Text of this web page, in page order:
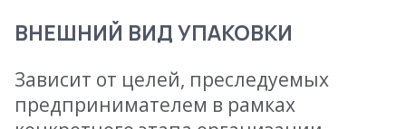
ВНЕШНИЙ ВИД УПАКОВКИ
Зависит от целей, преследуемых
предпринимателем в рамках